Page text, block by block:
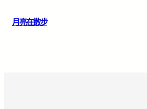
月亮在散步